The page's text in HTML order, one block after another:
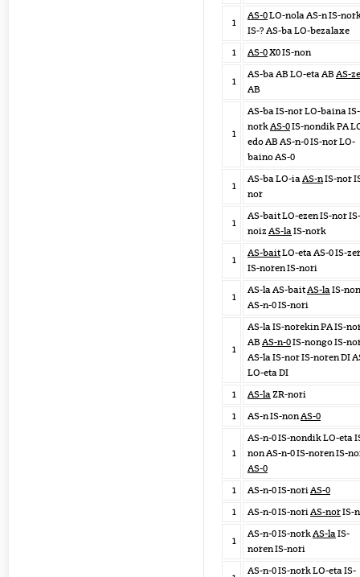
1
AS-0LO-nola AS-n IS-
IS-? AS-ba LO-bezalaxe
1
AS-0X0 IS-non
1
AS-ba AB LO-eta AB AS-
AB
1
AS-ba IS-nor LO-baina IS-
norkAS-0IS-nondik PA
edo AB AS-n-0 IS-nor LO-
baino AS-0
1
AS-ba LO-iaAS-nIS-nor
nor
1
AS-bait LO-ezen IS-nor IS-
noiz AS-laIS-nork
1
AS-baitLO-eta AS-0 IS-
IS-noren IS-nori
1
AS-la AS-baitAS-laIS-non
AS-n-0 IS-nori
1
AS-la IS-norekin PA IS-
AB AS-n-0IS-nongo IS-
AS-la IS-nor IS-noren DI
LO-eta DI
1
AS-laZR-nori
1
AS-n IS-nonAS-0
1
AS-n-0 IS-nondik LO-eta
non AS-n-0 IS-noren IS-
AS-0
1
AS-n-0 IS-noriAS-0
1
AS-n-0 IS-noriAS-norIS-
1
AS-n-0 IS-norkAS-laIS-
noren IS-nori
AS-n-0 IS-nork LO-eta IS-